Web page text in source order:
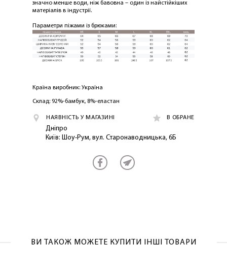
значно менше води, ніж бавовна – один із найстійкіших
матеріалів в індустрії.
Параметри піжами із брюками:
Країна виробник: Україна
Склад: 92%-бамбук, 8%-еластан
НАЯВНІСТЬ У МАГАЗИНІ В ОБРАНЕ
Дніпро
Київ: Шоу-Рум, вул. Старонаводницька, 6Б
ВИ ТАКОЖ МОЖЕТЕ КУПИТИ ІНШІ ТОВАРИ
ОТРИМАТИ!